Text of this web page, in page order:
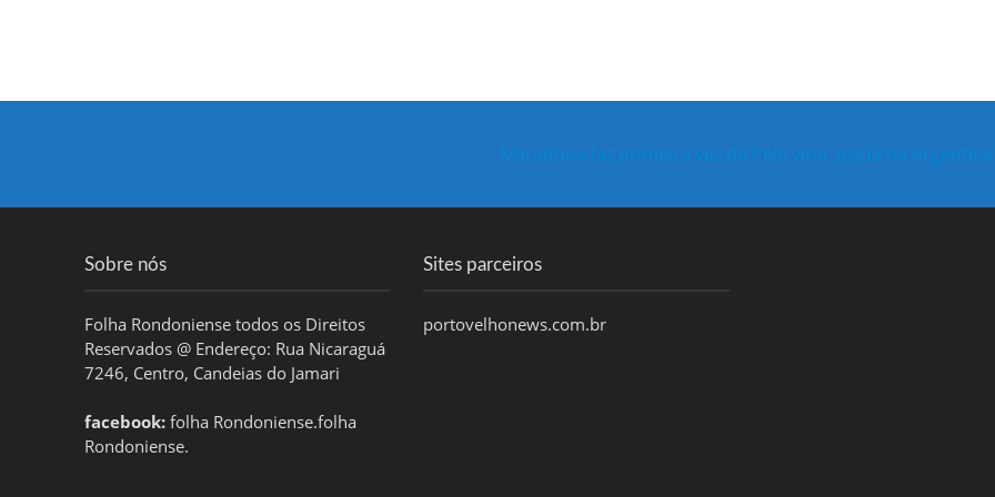
Maradona faz primeira vez de Pelé virar piada na Argentina
Sobre nós
Folha Rondoniense todos os Direitos
Reservados @ Endereço: Rua Nicaraguá
7246, Centro, Candeias do Jamari
facebook:folha Rondoniense.folha
Rondoniense.
Sites parceiros
portovelhonews.com.br